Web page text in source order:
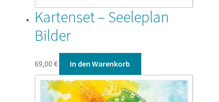
Kartenset – Seeleplan
Bilder
69,00 € In den Warenkorb